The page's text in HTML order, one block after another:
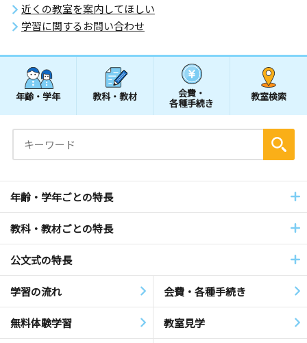
近くの教室を案内してほしい
学習に関するお問い合わせ
年齢・学年 教科・教材 会費・
各種手続き
教室検索
年齢・学年ごとの特長
教科・教材ごとの特長
公文式の特長
学習の流れ 会費・各種手続き
無料体験学習 教室見学